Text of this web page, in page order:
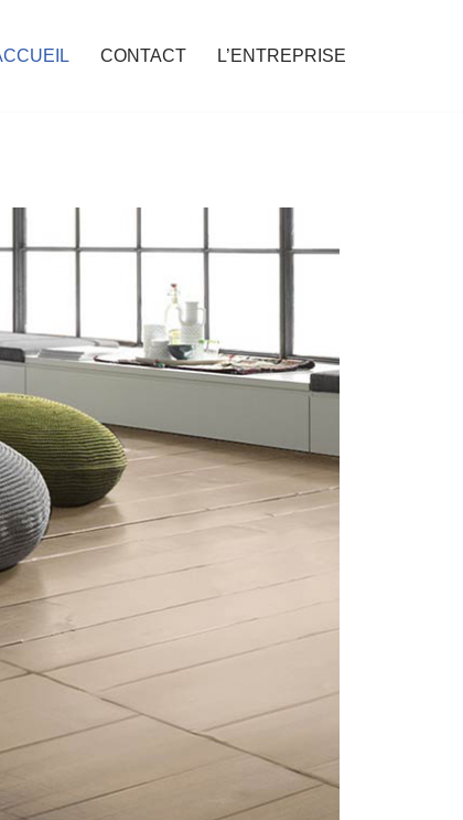
CONTACT L’ENTREPRISE